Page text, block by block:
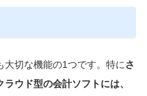
切な機能の1つです。特にさ
ウド型の会計ソフトには、